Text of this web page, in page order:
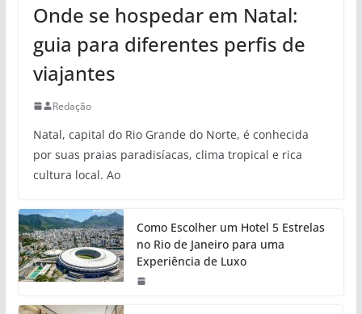
Onde se hospedar em Natal:
guia para diferentes perfis de
viajantes
Redação
Natal, capital do Rio Grande do Norte, é conhecida
por suas praias paradisíacas, clima tropical e rica
cultura local. Ao
Como Escolher um Hotel 5 Estrelas
no Rio de Janeiro para uma
Experiência de Luxo